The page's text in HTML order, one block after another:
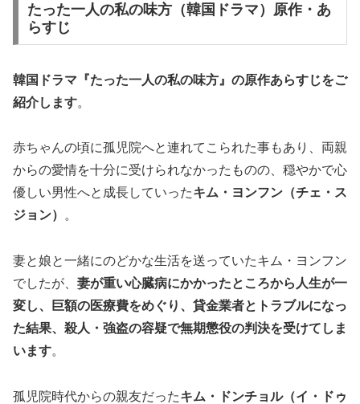
たった一人の私の味方（韓国ドラマ）原作・あ
らすじ
韓国ドラマ『たった一人の私の味方』の原作あらすじをご
紹介します。
赤ちゃんの頃に孤児院へと連れてこられた事もあり、両親
からの愛情を十分に受けられなかったものの、穏やかで心
優しい男性へと成長していったキム・ヨンフン（チェ・ス
ジョン） 。
妻と娘と一緒にのどかな生活を送っていたキム・ヨンフン
でしたが、 妻が重い心臓病にかかったところから人生が一
変し、巨額の医療費をめぐり、貸金業者とトラブルになっ
た結果、殺人・強盗の容疑で無期懲役の判決を受けてしま
います。
孤児院時代からの親友だったキム・ドンチョル（イ・ドゥ